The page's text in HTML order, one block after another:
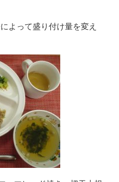
よって盛り付け量を変え